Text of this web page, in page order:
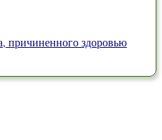
причиненного здоровью